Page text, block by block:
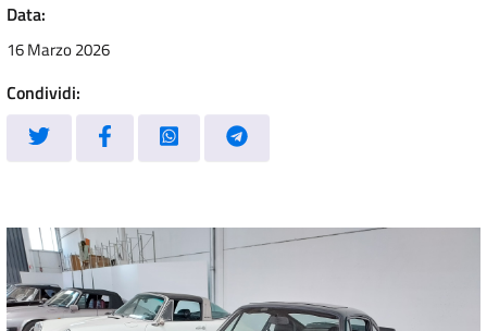
Data:
16 Marzo 2026
Condividi: